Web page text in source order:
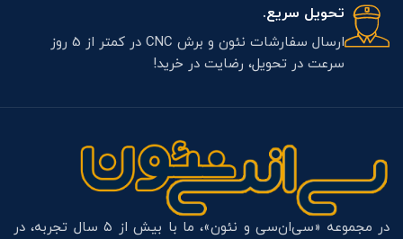
تحویل سریع.
ارسال سفارشات نئون و برش CNC در کمتر از 5 روز
سرعت در تحویل، رضایت در خرید!
در مجموعه «سی‌ان‌سی و نئون»، ما با بیش از ۵ سال تجربه، در